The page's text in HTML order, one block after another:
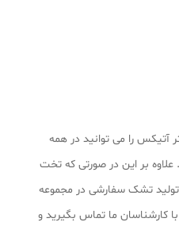
آتیکس را می توانید در همه
علاوه بر این در صورتی که تخت
تولید تشک سفارشی در مجموعه
ما تماس بگیرید و